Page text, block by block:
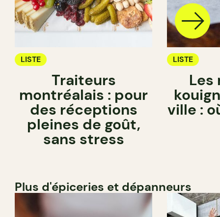
LISTE
Traiteurs
montréalais : pour
des réceptions
pleines de goût,
sans stress
LISTE
Les
ville :
Plus d'épiceries et dépanneurs